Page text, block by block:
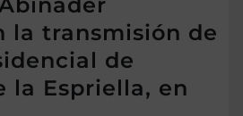
la transmisión de
de
la Espriella, en